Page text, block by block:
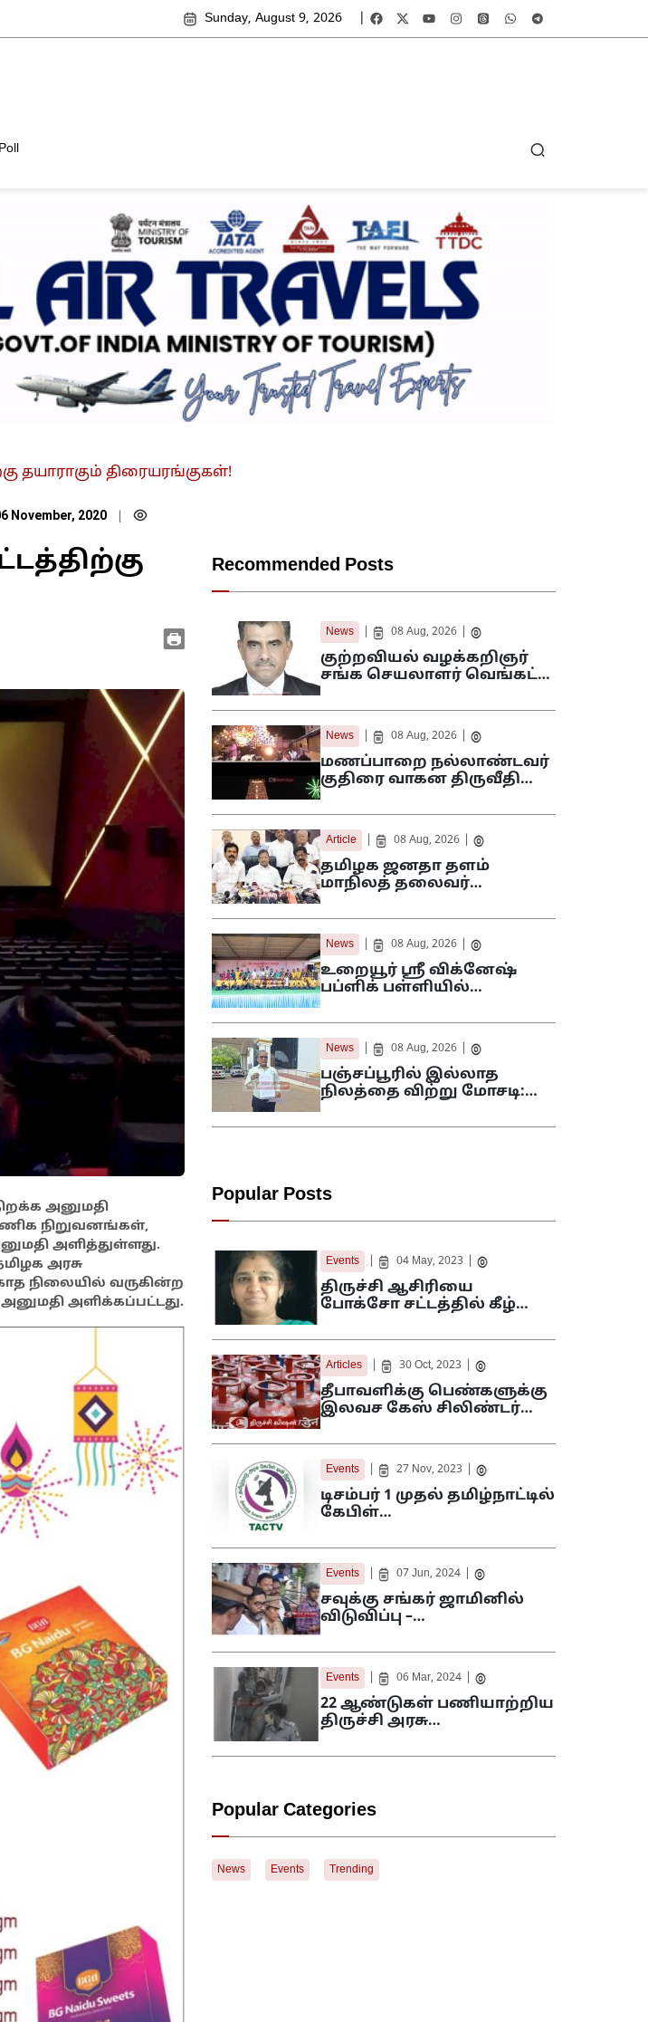
Sunday, August 9, 2026
Poll
தயாராகும் திரையரங்குகள்!
November, 2020
அனுமதி
நிறுவனங்கள்,
அளித்துள்ளது.
அரசு
நிலையில் வருகின்ற
அளிக்கப்பட்டது.
Recommended Posts
News 08 Aug, 2026
குற்றவியல் வழக்கறிஞர்
சங்க செயலாளர் வெங்கட்…
News 08 Aug, 2026
மணப்பாறை நல்லாண்டவர்
குதிரை வாகன திருவீதி…
Article 08 Aug, 2026
தமிழக ஜனதா தளம்
மாநிலத் தலைவர்…
News 08 Aug, 2026
உறையூர் ஸ்ரீ விக்னேஷ்
பப்ளிக் பள்ளியில்…
News 08 Aug, 2026
பஞ்சப்பூரில் இல்லாத
நிலத்தை விற்று மோசடி:…
Popular Posts
Events 04 May, 2023
திருச்சி ஆசிரியை
போக்சோ சட்டத்தில் கீழ்…
Articles 30 Oct, 2023
தீபாவளிக்கு பெண்களுக்கு
இலவச கேஸ் சிலிண்டர்…
Events 27 Nov, 2023
டிசம்பர் 1 முதல் தமிழ்நாட்டில்
கேபிள்…
Events 07 Jun, 2024
சவுக்கு சங்கர் ஜாமினில்
விடுவிப்பு –…
Events 06 Mar, 2024
22 ஆண்டுகள் பணியாற்றிய
திருச்சி அரசு…
Popular Categories
News Events Trending